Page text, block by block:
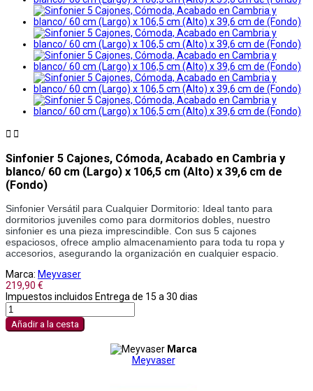
 
Sinfonier 5 Cajones, Cómoda, Acabado en Cambria y
blanco/ 60 cm (Largo) x 106,5 cm (Alto) x 39,6 cm de
(Fondo)
Sinfonier Versátil para Cualquier Dormitorio: Ideal tanto para
dormitorios juveniles como para dormitorios dobles, nuestro
sinfonier es una pieza imprescindible. Con sus 5 cajones
espaciosos, ofrece amplio almacenamiento para toda tu ropa y
accesorios, asegurando la organización en cualquier espacio.
Marca: Meyvaser
219,90 €
Impuestos incluidos Entrega de 15 a 30 dias
Añadir a la cesta
Marca
Meyvaser